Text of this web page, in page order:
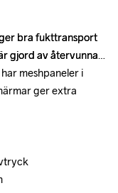
bra fukttransport
gjord av återvunna
meshpaneler i
ger extra
bra fukttransport
gjord av återvunna
meshpaneler i
ger extra